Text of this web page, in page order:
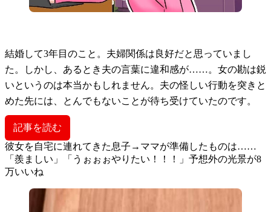
結婚して3年目のこと。夫婦関係は良好だと思っていまし
た。しかし、あるとき夫の言葉に違和感が……。女の勘は鋭
いというのは本当かもしれません。夫の怪しい行動を突きと
めた先には、とんでもないことが待ち受けていたのです。
記事を読む
彼女を自宅に連れてきた息子→ママが準備したものは……
「羨ましい」「うぉぉぉやりたい！！！」予想外の光景が8
万いいね